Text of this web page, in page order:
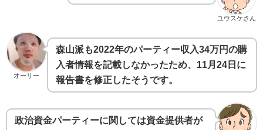
ユウスケさん
オーリー
森山派も2022年のパーティー収入34万円の購
入者情報を記載しなかったため、11月24日に
報告書を修正したそうです。
政治資金パーティーに関しては資金提供者が